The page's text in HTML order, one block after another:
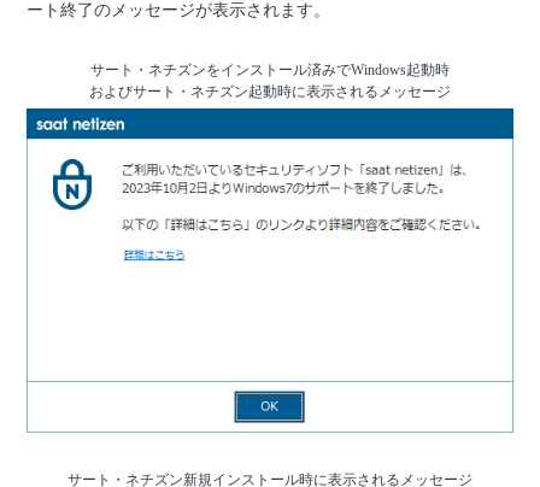
ート終了のメッセージが表示されます。
サート・ネチズンをインストール済みでWindows起動時
およびサート・ネチズン起動時に表示されるメッセージ
サート・ネチズン新規インストール時に表示されるメッセージ